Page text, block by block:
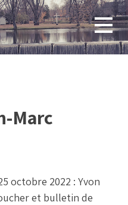
Marc
octobre 2022 : Yvon
et bulletin de